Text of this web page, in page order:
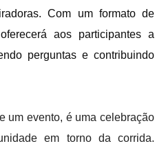
Com um formato de
aos participantes a
perguntas e contribuindo
um evento, é uma celebração
em torno da corrida.